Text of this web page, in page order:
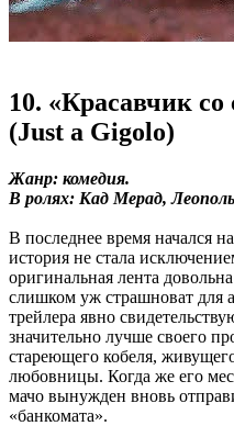
10. «Красавчик со
(Just a Gigolo)
Жанр: комедия.
В ролях: Кад Мерад,
В последнее время начался
история не стала
оригинальная лента
слишком уж страшноват для
трейлера явно
значительно лучше своего
стареющего кобеля,
любовницы. Когда же его
мачо вынужден вновь
«банкомата».